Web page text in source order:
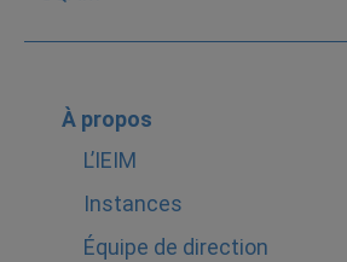
À propos
L’IEIM
Instances
Équipe de direction